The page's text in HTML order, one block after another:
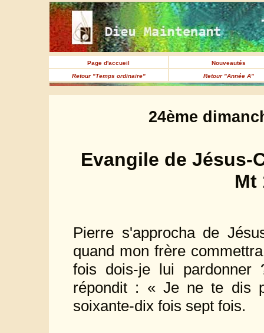
Page d'accueil
Nouveautés
Retour "Temps ordinaire"
Retour "Année A"
24ème
Evangile de Jésus-
Mt
Pierre s'approcha de
quand mon frère
fois dois-je lui
répondit : « Je ne te dis
soixante-dix fois sept fois.